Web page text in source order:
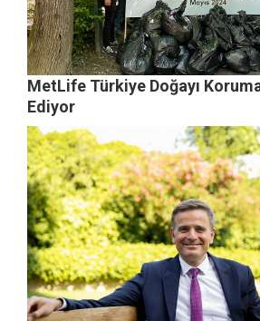
MetLife Türkiye Doğayı
Ediyor